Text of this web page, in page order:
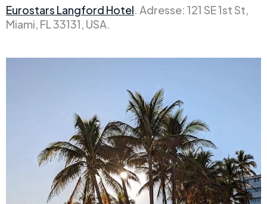
Eurostars Langford Hotel. Adresse: 121 SE 1st St,
Miami, FL 33131, USA.